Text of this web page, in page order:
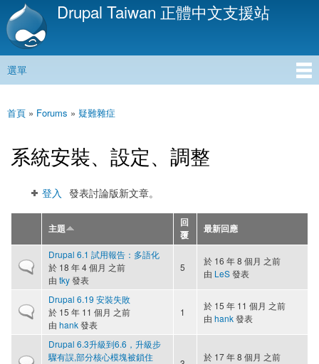
移
內
Drupal Taiwan 正體中文支援站
主選單
選單
您在這裡
首頁 » Forums » 疑難雜症
系統安裝、設定、調整
登入 發表討論版新文章。
主題
回
覆
最新回應
一般主題
Drupal 6.1 試用報告：多語化
於 18 年 4 個月 之前
由 tky發表
5
於 16 年 8 個月 之前
由 LeS發表
一般主題
Drupal 6.19 安裝失敗
於 15 年 11 個月 之前
由 hank發表
1
於 15 年 11 個月 之前
由 hank發表
一般主題
Drupal 6.3升級到6.6，升級步
驟有誤,部分核心模塊被鎖住
於 17 年 8 個月 之前